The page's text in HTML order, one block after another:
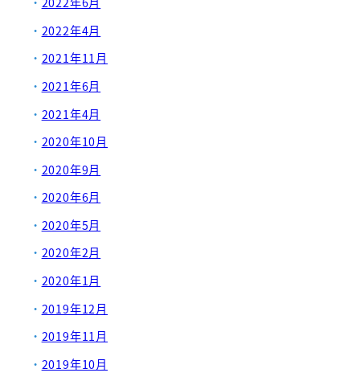
2022年4月
2021年11月
2021年6月
2021年4月
2020年10月
2020年9月
2020年6月
2020年5月
2020年2月
2020年1月
2019年12月
2019年11月
2019年10月